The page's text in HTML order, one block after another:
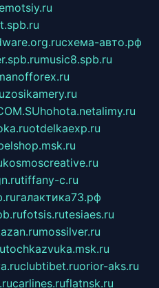
схема-авто.рф
music8.spb.ru
zosikamery.ru
hohota.netalimy.ru
otdelkaexp.ru
kosmoscreative.ru
tiffany-c.ru
галактика73.рф
fotsis.rutesiaes.ru
mossilver.ru
tochkazvuka.msk.ru
clubtibet.ruorior-aks.ru
carlines.ruflatnsk.ru